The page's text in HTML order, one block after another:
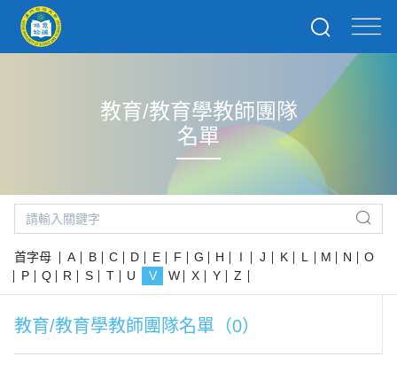
教育/教育學教師團隊
名單
首字母 A B C D E F G H I J K L M N
O
P
Q R S T U V W X Y Z
教育/教育學教師團隊名單（0）